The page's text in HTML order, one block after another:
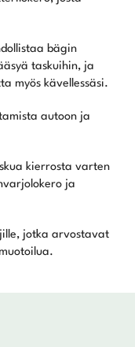
bägin
taskuihin, ja
myös kävellessäsi.
autoon ja
kierrosta varten
ja
jotka arvostavat